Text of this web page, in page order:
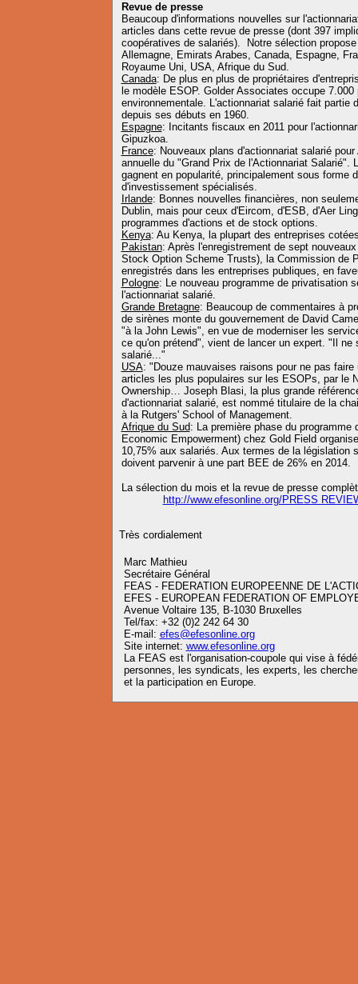
Revue de presse
Beaucoup d'informations nouvelles sur
articles dans cette revue de presse (dont 397
coopératives de salariés). Notre sélection
Allemagne, Emirats Arabes, Canada, Espagne,
Royaume Uni, USA, Afrique du Sud.
Canada: De plus en plus de propriétaires
le modèle ESOP. Golder Associates occupe
environnementale. L'actionnariat salarié fait partie
depuis ses débuts en 1960.
Espagne: Incitants fiscaux en 2011 pour
Gipuzkoa.
France: Nouveaux plans d'actionnariat salarié
annuelle du "Grand Prix de l'Actionnariat Salarié".
gagnent en popularité, principalement sous forme
d'investissement spécialisés.
Irlande: Bonnes nouvelles financières, non
Dublin, mais pour ceux d'Eircom, d'ESB, d'Aer
programmes d'actions et de stock options.
Kenya: Au Kenya, la plupart des entreprises
Pakistan: Après l'enregistrement de sept
Stock Option Scheme Trusts), la Commission de
enregistrés dans les entreprises publiques, en
Pologne: Le nouveau programme de privatisation
l'actionnariat salarié.
Grande Bretagne: Beaucoup de commentaires à
de sirènes monte du gouvernement de David
"à la John Lewis", en vue de moderniser les
ce qu'on prétend", vient de lancer un expert. "Il ne
salarié..."
USA: "Douze mauvaises raisons pour ne pas
articles les plus populaires sur les ESOPs, par le
Ownership… Joseph Blasi, la plus grande
d'actionnariat salarié, est nommé titulaire de la
à la Rutgers' School of Management.
Afrique du Sud: La première phase du
Economic Empowerment) chez Gold Field
10,75% aux salariés. Aux termes de la législation
doivent parvenir à une part BEE de 26% en 2014.
La sélection du mois et la revue de presse
http://www.efesonline.org/PRESS
Très cordialement
Marc Mathieu
Secrétaire Général
FEAS - FEDERATION EUROPEENNE DE
EFES - EUROPEAN FEDERATION OF
Avenue Voltaire 135, B-1030 Bruxelles
Tel/fax: +32 (0)2 242 64 30
E-mail: efes@efesonline.org
Site internet: www.efesonline.org
La FEAS est l'organisation-coupole qui vise à
personnes, les syndicats, les experts, les
et la participation en Europe.